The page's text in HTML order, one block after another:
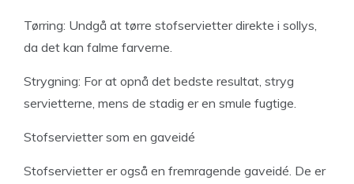
Tørring: Undgå at tørre stofservietter direkte i sollys,
da det kan falme farverne.
Strygning: For at opnå det bedste resultat, stryg
servietterne, mens de stadig er en smule fugtige.
Stofservietter som en gaveidé
Stofservietter er også en fremragende gaveidé. De er